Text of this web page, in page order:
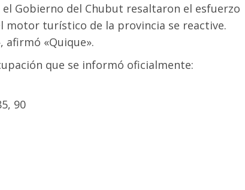
el Gobierno del Chubut resaltaron el esfuerzo
motor turístico de la provincia se reactive.
afirmó «Quique».
que se informó oficialmente:
90